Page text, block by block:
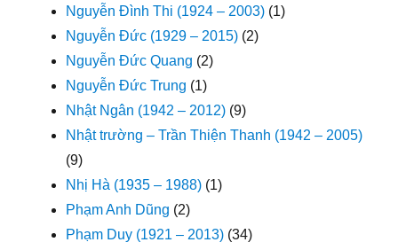
Nguyễn Đình Thi (1924 – 2003) (1)
Nguyễn Đức (1929 – 2015) (2)
Nguyễn Đức Quang (2)
Nguyễn Đức Trung (1)
Nhật Ngân (1942 – 2012) (9)
Nhật trường – Trần Thiện Thanh (1942 – 2005)
(9)
Nhị Hà (1935 – 1988) (1)
Phạm Anh Dũng (2)
Phạm Duy (1921 – 2013) (34)